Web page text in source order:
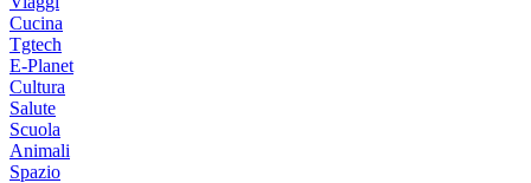
Cucina
Tgtech
E-Planet
Cultura
Salute
Scuola
Animali
Spazio